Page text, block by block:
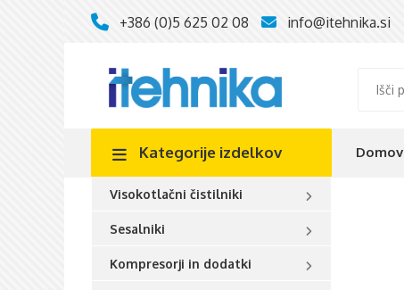
+386 (0)5 625 02 08 info@itehnika.si
Kategorije izdelkov
Visokotlačni čistilniki
Sesalniki
Kompresorji in dodatki
Domov